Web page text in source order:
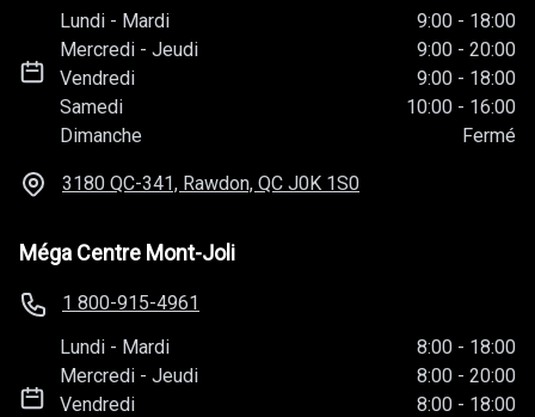
Lundi - Mardi 9:00 - 18:00
Mercredi -Jeudi 9:00 - 20:00
Vendredi
9:00 - 18:00
Samedi
10:00 - 16:00
Dimanche
Fermé
3180 QC-341, Rawdon, QC J0K 1S0
Méga Centre Mont-Joli
1 800-915-4961
Lundi - Mardi 8:00 - 18:00
Mercredi -Jeudi 8:00 - 20:00
Vendredi
8:00 - 18:00